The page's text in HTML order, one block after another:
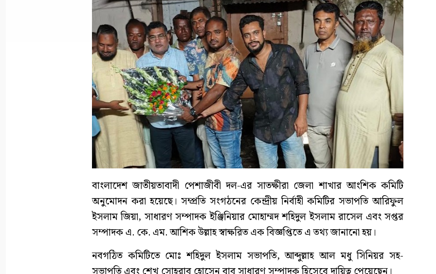
বাংলাদেশ জাতীয়তাবাদী পেশাজীবী দল-এর সাতক্ষীরা জেলা শাখার আংশিক কমিটি
অনুমোদন করা হয়েছে। সম্প্রতি সংগঠনের কেন্দ্রীয় নির্বাহী কমিটির সভাপতি আরিফুল
ইসলাম জিয়া, সাধারণ সম্পাদক ইঞ্জিনিয়ার মোহাম্মদ শহিদুল ইসলাম রাসেল এবং সপ্তর
সম্পাদক এ. কে. এম. আশিক উল্লাহ স্বাক্ষরিত এক বিজ্ঞপ্তিতে এ তথ্য জানানো হয়।
নবগঠিত কমিটিতে মোঃ শহিদুল ইসলাম সভাপতি, আব্দুল্লাহ আল মধু সিনিয়র সহ-